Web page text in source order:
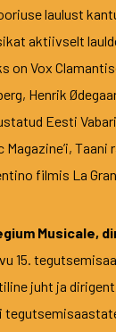
laulust
aktiivselt
on Vox
Henrik
Eesti
Magazine’i,
filmis La
Musicale,
15.
juht ja